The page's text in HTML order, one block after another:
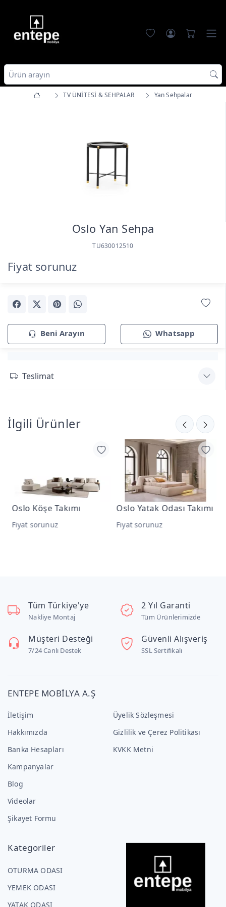
TV ÜNİTESİ & SEHPALAR Yan Sehpalar
Oslo Yan Sehpa
TU630012510
Fiyat sorunuz
Beni Arayın Whatsapp
Teslimat
İlgili Ürünler
Oslo Köşe Takımı
Fiyat sorunuz
Oslo Yatak Odası Takımı
Fiyat sorunuz
Tüm Türkiye'ye
Nakliye Montaj
2 Yıl Garanti
Tüm Ürünlerimizde
Müşteri Desteği
7/24 Canlı Destek
Güvenli Alışveriş
SSL Sertifikalı
ENTEPE MOBİLYA A.Ş
İletişim
Hakkımızda
Banka Hesapları
Kampanyalar
Blog
Videolar
Şikayet Formu
Üyelik Sözleşmesi
Gizlilik ve Çerez Politikası
KVKK Metni
Kategoriler
OTURMA ODASI
YEMEK ODASI
YATAK ODASI